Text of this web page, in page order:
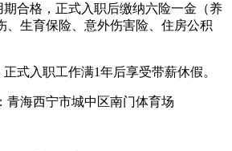
合格，正式入职后缴纳六险一金（养
、生育保险、意外伤害险、住房公积
入职工作满1年后享受带薪休假。
海西宁市城中区南门体育场